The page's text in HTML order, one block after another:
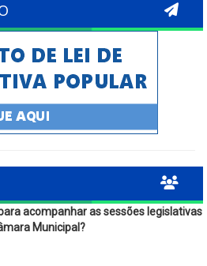
acompanhar as sessões legislativas
Municipal?